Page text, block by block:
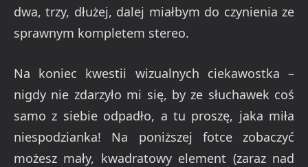
dwa, trzy, dłużej, dalej miałbym do czynienia ze
sprawnym kompletem stereo.
Na koniec kwestii wizualnych ciekawostka –
nigdy nie zdarzyło mi się, by ze słuchawek coś
samo z siebie odpadło, a tu proszę, jaka miła
niespodzianka! Na poniższej fotce zobaczyć
możesz mały, kwadratowy element (zaraz nad